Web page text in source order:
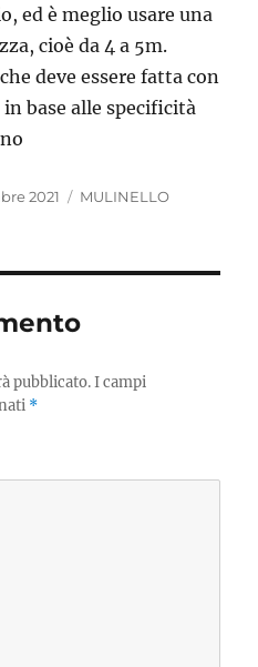
ed è meglio usare una
cioè da 4 a 5m.
deve essere fatta con
base alle specificità
2021 Categorie
MULINELLO
pubblicato. I campi
*